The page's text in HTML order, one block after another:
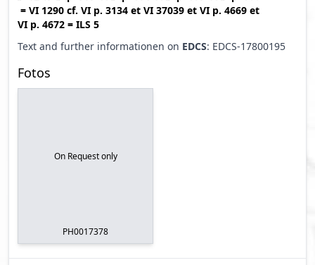
= VI 1290 cf. VI p. 3134 et VI 37039 et VI p. 4669 et
VI p. 4672 = ILS 5
Text and further informationen on EDCS: EDCS-17800195
Fotos
On Request only
PH0017378